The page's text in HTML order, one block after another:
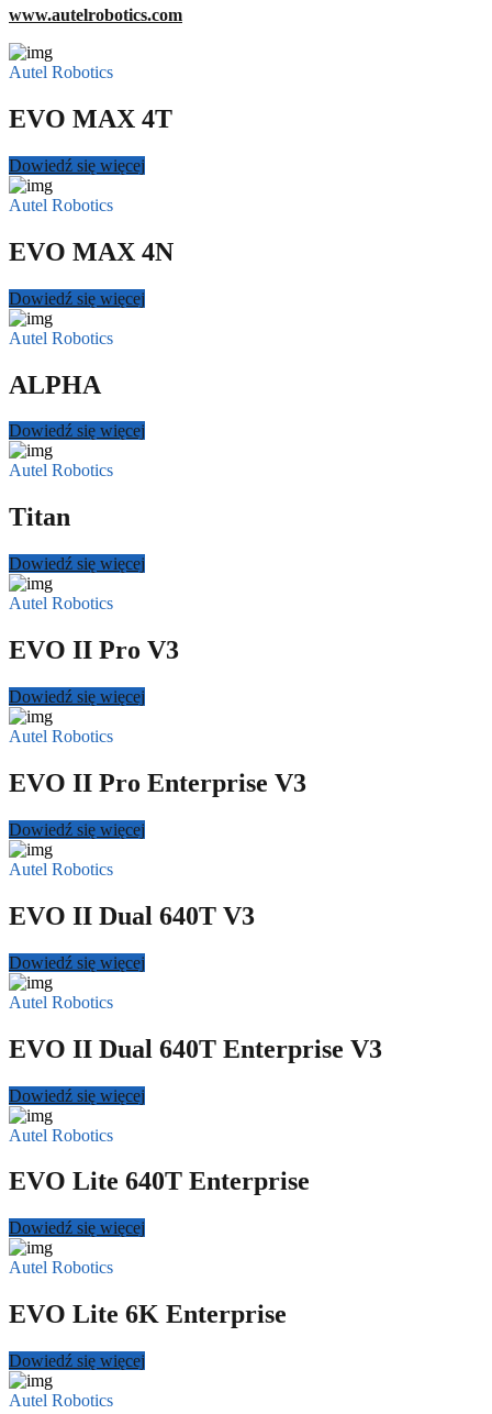
www.autelrobotics.com
Autel Robotics
EVO MAX 4T
Dowiedź się więcej
Autel Robotics
EVO MAX 4N
Dowiedź się więcej
Autel Robotics
ALPHA
Dowiedź się więcej
Autel Robotics
Titan
Dowiedź się więcej
Autel Robotics
EVO II Pro V3
Dowiedź się więcej
Autel Robotics
EVO II Pro Enterprise V3
Dowiedź się więcej
Autel Robotics
EVO II Dual 640T V3
Dowiedź się więcej
Autel Robotics
EVO II Dual 640T Enterprise V3
Dowiedź się więcej
Autel Robotics
EVO Lite 640T Enterprise
Dowiedź się więcej
Autel Robotics
EVO Lite 6K Enterprise
Dowiedź się więcej
Autel Robotics